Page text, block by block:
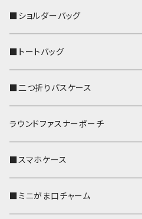
■ショルダーバッグ
■トートバッグ
■二つ折りパスケース
ラウンドファスナーポーチ
■スマホケース
■ミニがま口チャーム